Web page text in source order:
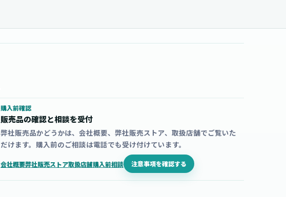
購入前確認
販売品の確認と相談を受付
弊社販売品かどうかは、会社概要、弊社販売ストア、取扱店舗でご覧いた
だけます。購入前のご相談は電話でも受け付けています。
会社概要弊社販売ストア取扱店舗購入前相談 注意事項を確認する